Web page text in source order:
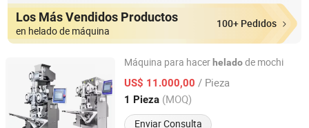
Los Más Vendidos Productos
en helado de máquina
100+ Pedidos
Máquina para hacer heladode mochi
US$ 11.000,00 / Pieza
1 Pieza (MOQ)
Enviar Consulta
Shanghai Jou Yu Industrial Co., Ltd.
Shanghai, China Desde 2015